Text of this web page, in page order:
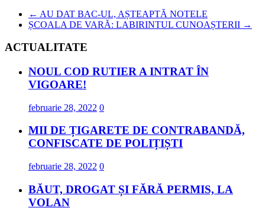
← AU DAT BAC-UL, AȘTEAPTĂ NOTELE
ȘCOALA DE VARĂ: LABIRINTUL CUNOAȘTERII →
ACTUALITATE
NOUL COD RUTIER A INTRAT ÎN
VIGOARE!
februarie 28, 2022 0
MII DE ȚIGARETE DE CONTRABANDĂ,
CONFISCATE DE POLIȚIȘTI
februarie 28, 2022 0
BĂUT, DROGAT ȘI FĂRĂ PERMIS, LA
VOLAN